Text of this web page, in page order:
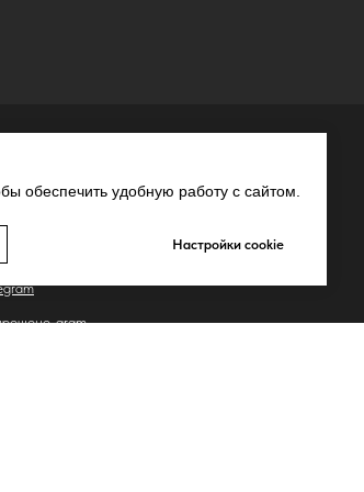
обеспечить удобную работу с сайтом.
Настройки cookie
С НАМИ
gram